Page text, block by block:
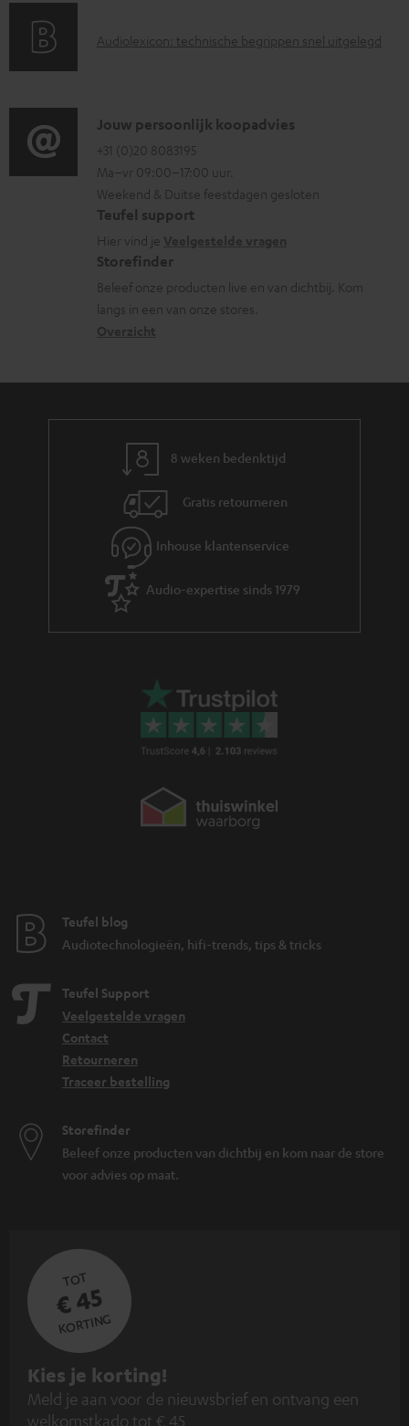
d
m
e
n
t
e
n
n
e
i
n
f
o
r
m
a
A
i
o
g
l
s
s
a
Audiolexicon: technische begrippen snel uitgelegd
C
o
n
t
a
c
t
i
r
Jouw persoonlijk koopadvies
+31 (0)20 8083195
Ma–vr 09:00–17:00 uur.
Weekend & Duitse feestdagen gesloten
Teufel support
Hier vind je
Storefinder
Beleef onze producten live en van dichtbij. Kom
langs in een van onze stores.
8 weken bedenktijd
Gratis retourneren
Inhouse klantenservice
Audio-expertise sinds 1979
Teufel blog
Audiotechnologieën, hifi-trends, tips & tricks
Teufel Support
Veelgestelde vragen
Contact
Retourneren
Traceer bestelling
Storefinder
Beleef onze producten van dichtbij en kom naar de store
voor advies op maat.
TOT
€ 45
KORTING
A
a
Kies je korting!
Meld je aan voor de nieuwsbrief en ontvang een
welkomstkado tot € 45